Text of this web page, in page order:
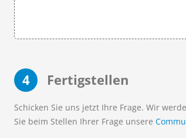
4 Fertigstellen
Schicken Sie uns jetzt Ihre Frage. Wir
Sie beim Stellen Ihrer Frage unsere